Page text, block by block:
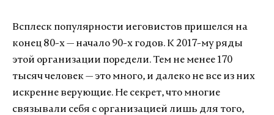
Всплеск популярности иеговистов пришелся на
конец 80-х — начало 90-х годов. К 2017-му ряды
этой организации поредели. Тем не менее 170
тысяч человек — это много, и далеко не все из них
искренне верующие. Не секрет, что многие
связывали себя с организацией лишь для того,